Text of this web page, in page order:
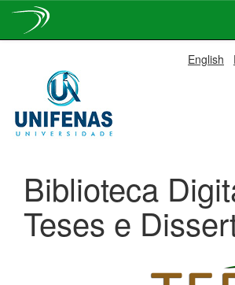
navigation
English
Biblioteca
Teses e